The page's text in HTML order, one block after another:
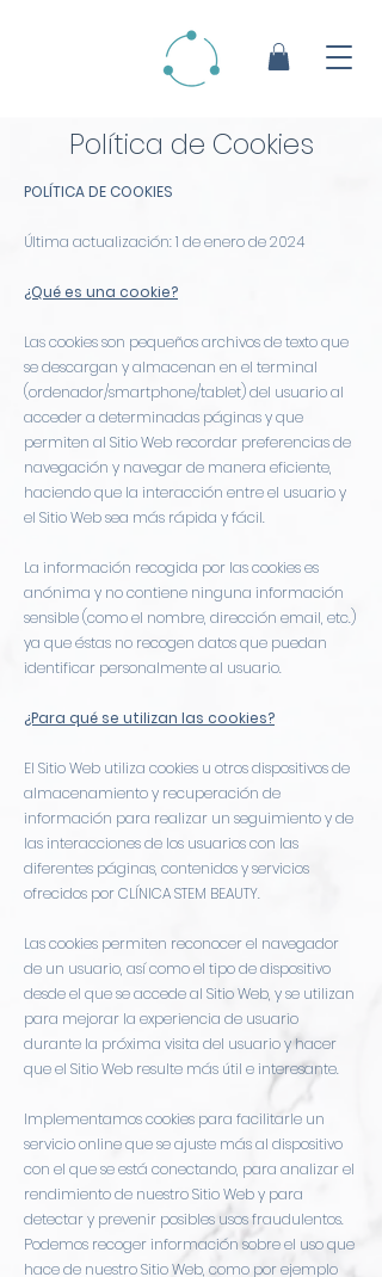
Política de Cookies
POLÍTICA DE COOKIES
Última actualización: 1 de enero de 2024
¿Qué es una cookie?
Las cookies son pequeños archivos de texto que
se descargan y almacenan en el terminal
(ordenador/smartphone/tablet) del usuario al
acceder a determinadas páginas y que
permiten al Sitio Web recordar preferencias de
navegación y navegar de manera eficiente,
haciendo que la interacción entre el usuario y
el Sitio Web sea más rápida y fácil.
La información recogida por las cookies es
anónima y no contiene ninguna información
sensible (como el nombre, dirección email, etc.)
ya que éstas no recogen datos que puedan
identificar personalmente al usuario.
¿Para qué se utilizan las cookies?
El Sitio Web utiliza cookies u otros dispositivos de
almacenamiento y recuperación de
información para realizar un seguimiento y de
las interacciones de los usuarios con las
diferentes páginas, contenidos y servicios
ofrecidos por CLÍNICA STEM BEAUTY.
Las cookies permiten reconocer el navegador
de un usuario, así como el tipo de dispositivo
desde el que se accede al Sitio Web, y se utilizan
para mejorar la experiencia de usuario
durante la próxima visita del usuario y hacer
que el Sitio Web resulte más útil e interesante.
Implementamos cookies para facilitarle un
servicio online que se ajuste más al dispositivo
con el que se está conectando, para analizar el
rendimiento de nuestro Sitio Web y para
detectar y prevenir posibles usos fraudulentos.
Podemos recoger información sobre el uso que
hace de nuestro Sitio Web, como por ejemplo